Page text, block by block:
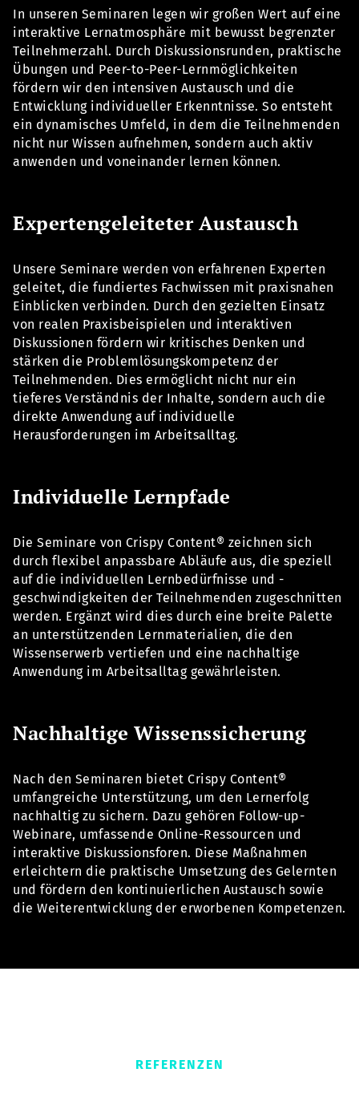
In unseren Seminaren legen wir großen Wert auf eine
interaktive Lernatmosphäre mit bewusst begrenzter
Teilnehmerzahl. Durch Diskussionsrunden, praktische
Übungen und Peer-to-Peer-Lernmöglichkeiten
fördern wir den intensiven Austausch und die
Entwicklung individueller Erkenntnisse. So entsteht
ein dynamisches Umfeld, in dem die Teilnehmenden
nicht nur Wissen aufnehmen, sondern auch aktiv
anwenden und voneinander lernen können.
Expertengeleiteter Austausch
Unsere Seminare werden von erfahrenen Experten
geleitet, die fundiertes Fachwissen mit praxisnahen
Einblicken verbinden. Durch den gezielten Einsatz
von realen Praxisbeispielen und interaktiven
Diskussionen fördern wir kritisches Denken und
stärken die Problemlösungskompetenz der
Teilnehmenden. Dies ermöglicht nicht nur ein
tieferes Verständnis der Inhalte, sondern auch die
direkte Anwendung auf individuelle
Herausforderungen im Arbeitsalltag.
Individuelle Lernpfade
Die Seminare von Crispy Content® zeichnen sich
durch flexibel anpassbare Abläufe aus, die speziell
auf die individuellen Lernbedürfnisse und -
geschwindigkeiten der Teilnehmenden zugeschnitten
werden. Ergänzt wird dies durch eine breite Palette
an unterstützenden Lernmaterialien, die den
Wissenserwerb vertiefen und eine nachhaltige
Anwendung im Arbeitsalltag gewährleisten.
Nachhaltige Wissenssicherung
Nach den Seminaren bietet Crispy Content®
umfangreiche Unterstützung, um den Lernerfolg
nachhaltig zu sichern. Dazu gehören Follow-up-
Webinare, umfassende Online-Ressourcen und
interaktive Diskussionsforen. Diese Maßnahmen
erleichtern die praktische Umsetzung des Gelernten
und fördern den kontinuierlichen Austausch sowie
die Weiterentwicklung der erworbenen Kompetenzen.
REFERENZEN